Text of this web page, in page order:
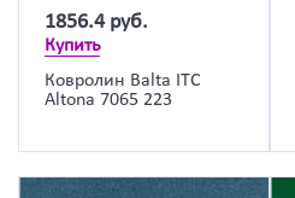
1856.4 руб.
Купить
Ковролин Balta ITC
Altona 7065 223